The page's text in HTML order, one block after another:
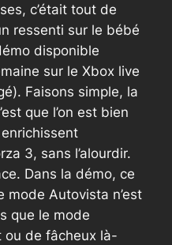
c’était tout de
ressenti sur le bébé
disponible
sur le Xbox live
Faisons simple, la
que l’on est bien
3, sans l’alourdir.
Dans la démo, ce
mode Autovista n’est
que le mode
ou de fâcheux là-